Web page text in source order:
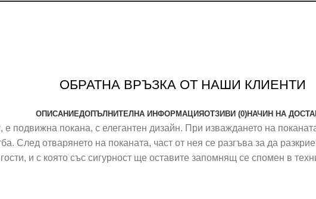
ОБРАТНА ВРЪЗКА ОТ НАШИ КЛИЕНТИ
ОПИСАНИЕДОПЪЛНИТЕЛНА ИНФОРМАЦИЯОТЗИВИ (0)НАЧИН НА
подвижна покана, с елегантен дизайн. При изваждането на
След отварянето на поканата, част от нея се разгъва за да
и с която със сигурност ще оставите запомнящ се спомен в